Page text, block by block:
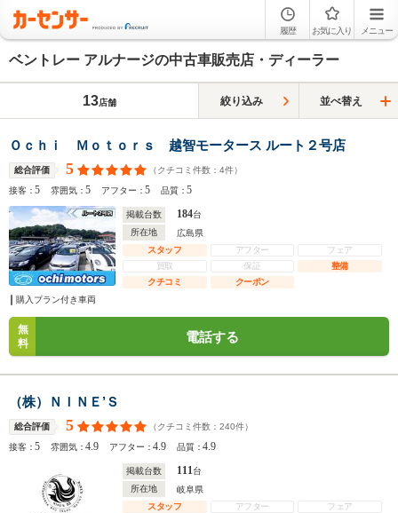
履歴 お気に入り メニュー
ベントレー アルナージの中古車販売店・ディーラー
13店舗 絞り込み 並べ替え
Ｏｃｈｉ Ｍｏｔｏｒｓ 越智モータース ルート２号店
総合評価 5 （クチコミ件数： 4件）
接客：5 雰囲気：5 アフター：5 品質：5
掲載台数 184台
所在地
広島県
スタッフ
アフター
フェア
買取
保証
整備
クチコミ
クーポン
購入プラン付き車両
無
料
電話する
（株）ＮＩＮＥ’Ｓ
総合評価 5 （クチコミ件数： 240件）
接客：5 雰囲気：4.9 アフター：4.9 品質：4.9
掲載台数 111台
所在地
岐阜県
スタッフ
アフター
フェア